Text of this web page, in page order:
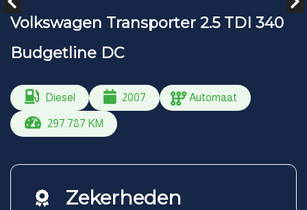
Volkswagen Transporter 2.5 TDI 340
Budgetline DC
Diesel 2007 Automaat
297.787 KM
Zekerheden